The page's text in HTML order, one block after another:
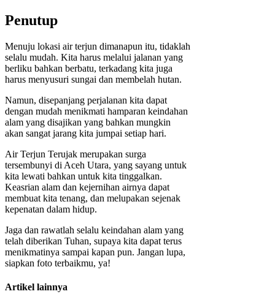
Penutup
Menuju lokasi air terjun dimanapun itu, tidaklah
selalu mudah. Kita harus melalui jalanan yang
berliku bahkan berbatu, terkadang kita juga
harus menyusuri sungai dan membelah hutan.
Namun, disepanjang perjalanan kita dapat
dengan mudah menikmati hamparan keindahan
alam yang disajikan yang bahkan mungkin
akan sangat jarang kita jumpai setiap hari.
Air Terjun Terujak merupakan surga
tersembunyi di Aceh Utara, yang sayang untuk
kita lewati bahkan untuk kita tinggalkan.
Keasrian alam dan kejernihan airnya dapat
membuat kita tenang, dan melupakan sejenak
kepenatan dalam hidup.
Jaga dan rawatlah selalu keindahan alam yang
telah diberikan Tuhan, supaya kita dapat terus
menikmatinya sampai kapan pun. Jangan lupa,
siapkan foto terbaikmu, ya!
Artikel lainnya